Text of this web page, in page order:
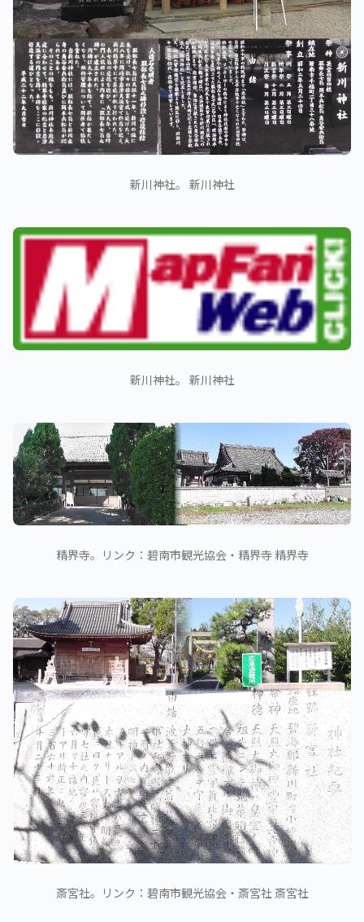
新川神社。 新川神社
新川神社。 新川神社
精界寺。リンク：碧南市観光協会・精界寺 精界寺
斎宮社。リンク：碧南市観光協会・斎宮社 斎宮社